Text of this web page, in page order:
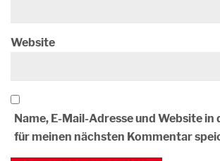
Website
Name, E-Mail-Adresse und Website in
für meinen nächsten Kommentar